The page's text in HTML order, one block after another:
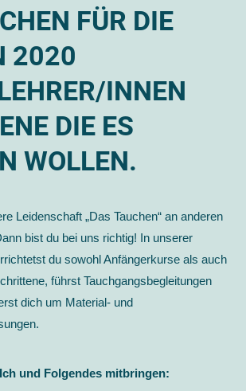
FÜR DIE
2020
INNEN
DIE ES
WOLLEN.
Leidenschaft „Das Tauchen“ an anderen
bist du bei uns richtig! In unserer
du sowohl Anfängerkurse als auch
führst Tauchgangsbegleitungen
dich um Material- und
und Folgendes mitbringen: